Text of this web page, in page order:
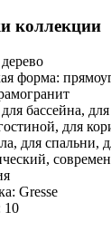
коллекции
форма:
для бассейна,
для
для спальни,
Gresse
10